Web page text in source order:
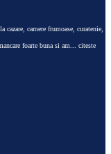
camere frumoase, curatenie,
foarte buna si am ... citeste